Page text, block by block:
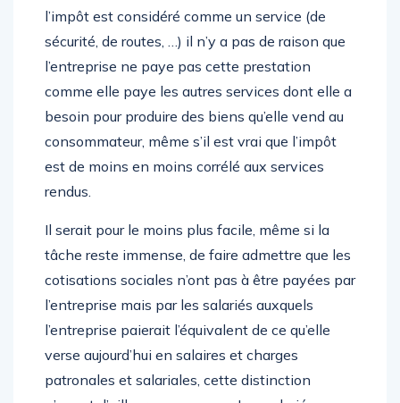
seul apport. La réalité est au surplus que si
l’impôt est considéré comme un service (de
sécurité, de routes, …) il n’y a pas de raison que
l’entreprise ne paye pas cette prestation
comme elle paye les autres services dont elle a
besoin pour produire des biens qu’elle vend au
consommateur, même s’il est vrai que l’impôt
est de moins en moins corrélé aux services
Il serait pour le moins plus facile, même si la
tâche reste immense, de faire admettre que les
cotisations sociales n’ont pas à être payées par
l’entreprise mais par les salariés auxquels
l’entreprise paierait l’équivalent de ce qu’elle
verse aujourd’hui en salaires et charges
patronales et salariales, cette distinction